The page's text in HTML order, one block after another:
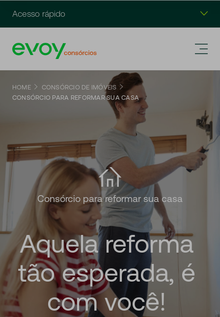
Acesso rápido
HOME
CONSÓRCIO DE IMÓVEIS
CONSÓRCIO PARA REFORMAR SUA CASA
Consórcio para reformar sua casa
Aquela reforma
tão esperada, é
com você!